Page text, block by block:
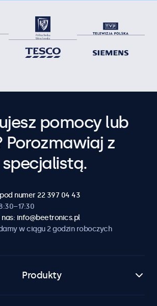
pomocy lub
Porozmawiaj z
numer 22 397 04 43
nas: info@beetronics.pl
w ciągu 2 godzin roboczych
Produkty